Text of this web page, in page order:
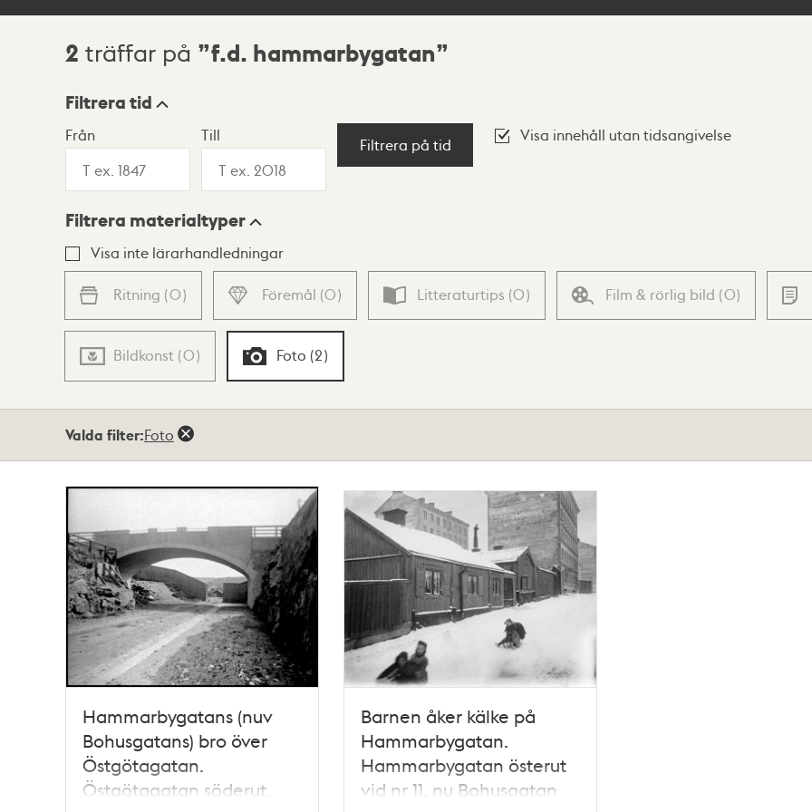
Sökresultat
2 träffar på f.d. hammarbygatan
Visningsläge
Lista Karta
Filtrera tid
Från Till
Filtrera på tid
Visa innehåll utan tidsangivelse
Filtrera materialtyper
Visa inte lärarhandledningar
Ritning (0) Föremål (0) Litteraturtips (0) Film & rörlig bild (0)
Bildkonst (0) Foto (2)
Valda filter:Foto
Hammarbygatans (nuv
Bohusgatans) bro över
Östgötagatan.
Östgötagatan söderut,
Barnen åker kälke på
Hammarbygatan.
Hammarbygatan österut
vid nr 11, nu Bohusgatan